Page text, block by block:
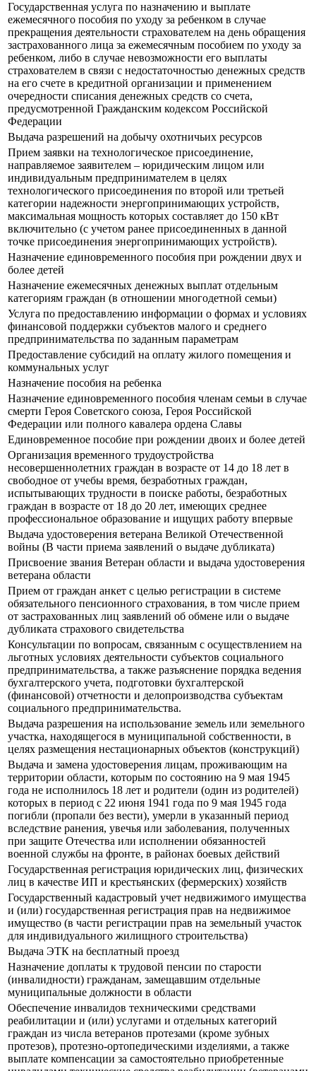
Государственная услуга по назначению и выплате
ежемесячного пособия по уходу за ребенком в случае
прекращения деятельности страхователем на день обращения
застрахованного лица за ежемесячным пособием по уходу за
ребенком, либо в случае невозможности его выплаты
страхователем в связи с недостаточностью денежных средств
на его счете в кредитной организации и применением
очередности списания денежных средств со счета,
предусмотренной Гражданским кодексом Российской
Федерации
Выдача разрешений на добычу охотничьих ресурсов
Прием заявки на технологическое присоединение,
направляемое заявителем – юридическим лицом или
индивидуальным предпринимателем в целях
технологического присоединения по второй или третьей
категории надежности энергопринимающих устройств,
максимальная мощность которых составляет до 150 кВт
включительно (с учетом ранее присоединенных в данной
точке присоединения энергопринимающих устройств).
Назначение единовременного пособия при рождении двух и
более детей
Назначение ежемесячных денежных выплат отдельным
категориям граждан (в отношении многодетной семьи)
Услуга по предоставлению информации о формах и условиях
финансовой поддержки субъектов малого и среднего
предпринимательства по заданным параметрам
Предоставление субсидий на оплату жилого помещения и
коммунальных услуг
Назначение пособия на ребенка
Назначение единовременного пособия членам семьи в случае
смерти Героя Советского союза, Героя Российской
Федерации или полного кавалера ордена Славы
Единовременное пособие при рождении двоих и более детей
Организация временного трудоустройства
несовершеннолетних граждан в возрасте от 14 до 18 лет в
свободное от учебы время, безработных граждан,
испытывающих трудности в поиске работы, безработных
граждан в возрасте от 18 до 20 лет, имеющих среднее
профессиональное образование и ищущих работу впервые
Выдача удостоверения ветерана Великой Отечественной
войны (В части приема заявлений о выдаче дубликата)
Присвоение звания Ветеран области и выдача удостоверения
ветерана области
Прием от граждан анкет с целью регистрации в системе
обязательного пенсионного страхования, в том числе прием
от застрахованных лиц заявлений об обмене или о выдаче
дубликата страхового свидетельства
Консультации по вопросам, связанным с осуществлением на
льготных условиях деятельности субъектов социального
предпринимательства, а также разъяснение порядка ведения
бухгалтерского учета, подготовки бухгалтерской
(финансовой) отчетности и делопроизводства субъектам
социального предпринимательства.
Выдача разрешения на использование земель или земельного
участка, находящегося в муниципальной собственности, в
целях размещения нестационарных объектов (конструкций)
Выдача и замена удостоверения лицам, проживающим на
территории области, которым по состоянию на 9 мая 1945
года не исполнилось 18 лет и родители (один из родителей)
которых в период с 22 июня 1941 года по 9 мая 1945 года
погибли (пропали без вести), умерли в указанный период
вследствие ранения, увечья или заболевания, полученных
при защите Отечества или исполнении обязанностей
военной службы на фронте, в районах боевых действий
Государственная регистрация юридических лиц, физических
лиц в качестве ИП и крестьянских (фермерских) хозяйств
Государственный кадастровый учет недвижимого имущества
и (или) государственная регистрация прав на недвижимое
имущество (в части регистрации прав на земельный участок
для индивидуального жилищного строительства)
Выдача ЭТК на бесплатный проезд
Назначение доплаты к трудовой пенсии по старости
(инвалидности) гражданам, замещавшим отдельные
муниципальные должности в области
Обеспечение инвалидов техническими средствами
реабилитации и (или) услугами и отдельных категорий
граждан из числа ветеранов протезами (кроме зубных
протезов), протезно-ортопедическими изделиями, а также
выплате компенсации за самостоятельно приобретенные